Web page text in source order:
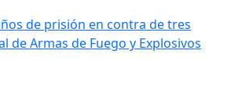
de prisión en contra de tres
de Armas de Fuego y Explosivos